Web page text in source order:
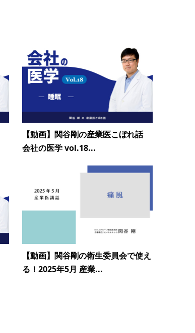
【動画】関谷剛の産業医こぼれ話
会社の医学 vol.18...
【動画】関谷剛の衛生委員会で使え
る！2025年5月 産業...